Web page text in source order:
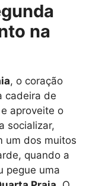
na
, o coração
cadeira de
aproveite o
socializar,
um dos muitos
quando a
pegue uma